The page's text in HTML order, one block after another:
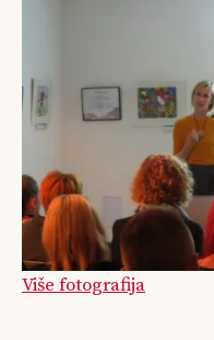
Više fotografija